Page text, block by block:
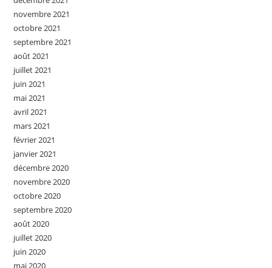
novembre 2021
octobre 2021
septembre 2021
août 2021
juillet 2021
juin 2021
mai 2021
avril 2021
mars 2021
février 2021
janvier 2021
décembre 2020
novembre 2020
octobre 2020
septembre 2020
août 2020
juillet 2020
juin 2020
mai 2020